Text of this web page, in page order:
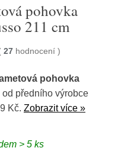
pohovka
211 cm
27 hodnocení )
pohovka
od předního výrobce
Kč. Zobrazit více »
> 5 ks